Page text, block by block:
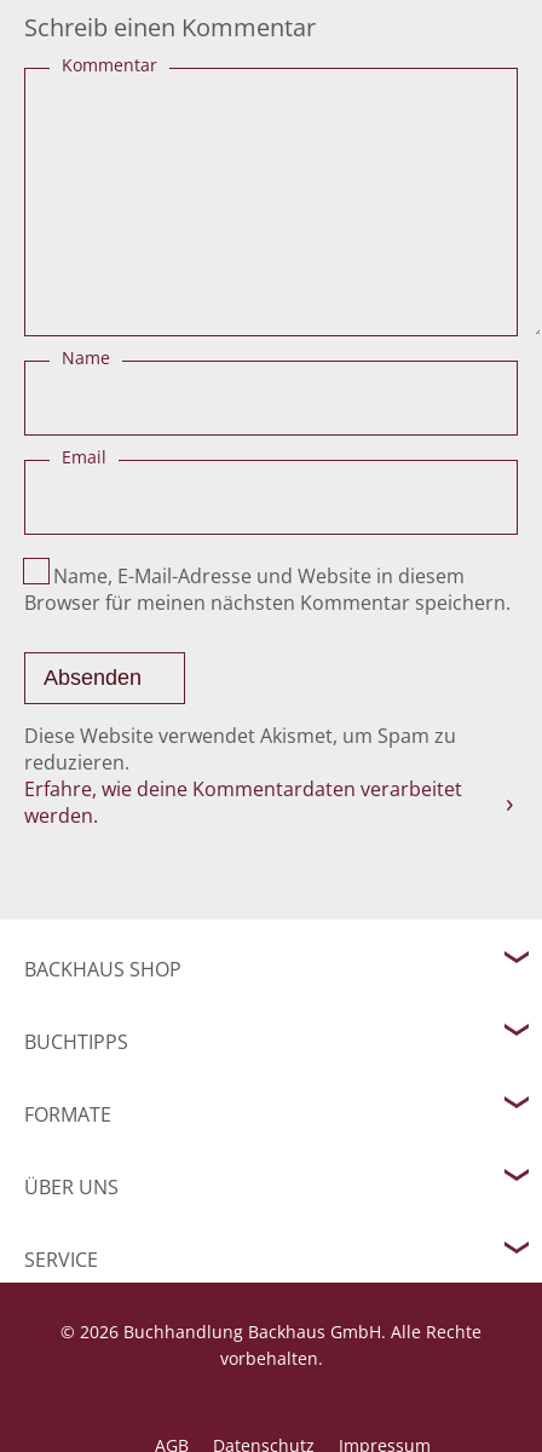
Schreib einen Kommentar
Kommentar
Name
Email
Name, E-Mail-Adresse und Website in diesem
Browser für meinen nächsten Kommentar speichern.
Diese Website verwendet Akismet, um Spam zu
reduzieren.
Erfahre, wie deine Kommentardaten verarbeitet
werden.
BACKHAUS SHOP
BUCHTIPPS
FORMATE
ÜBER UNS
SERVICE
© 2026 Buchhandlung Backhaus GmbH. Alle Rechte
vorbehalten.
AGB Datenschutz Impressum